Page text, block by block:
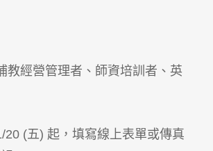
教經營管理者、師資培訓者、英
(五) 起，填寫線上表單或傳真